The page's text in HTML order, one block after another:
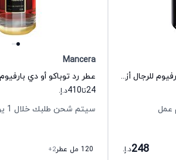
عطر ذي موست وانتد أو دي بارفيوم للرجال أزارو
248د.إ.
Mancera
عطر رد توباكو أو دي
24تا410د.إ.
سيتم شحن طلبك خلال 1 يوم عمل
120 مل عطر +2